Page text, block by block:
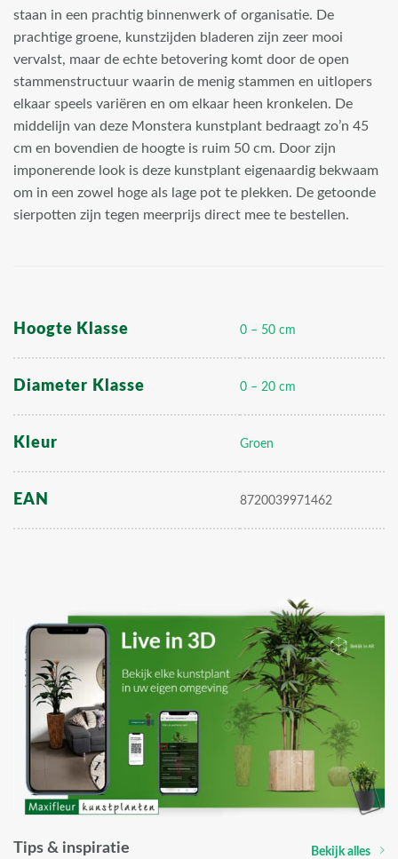
staan in een prachtig binnenwerk of organisatie. De
prachtige groene, kunstzijden bladeren zijn zeer mooi
vervalst, maar de echte betovering komt door de open
stammenstructuur waarin de menig stammen en uitlopers
elkaar speels variëren en om elkaar heen kronkelen. De
middelijn van deze Monstera kunstplant bedraagt zo’n 45
cm en bovendien de hoogte is ruim 50 cm. Door zijn
imponerende look is deze kunstplant eigenaardig bekwaam
om in een zowel hoge als lage pot te plekken. De getoonde
sierpotten zijn tegen meerprijs direct mee te bestellen.
Hoogte Klasse 0 – 50 cm
Diameter Klasse 0 – 20 cm
Kleur Groen
EAN 8720039971462
Tips & inspiratie Bekijk alles